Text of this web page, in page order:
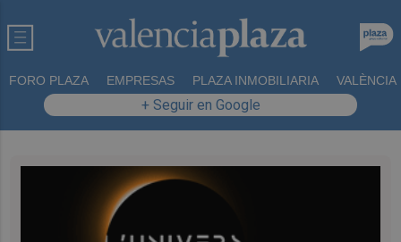
FORO PLAZA EMPRESAS PLAZA INMOBILIARIA VALÈNCIA
+ Seguir en Google